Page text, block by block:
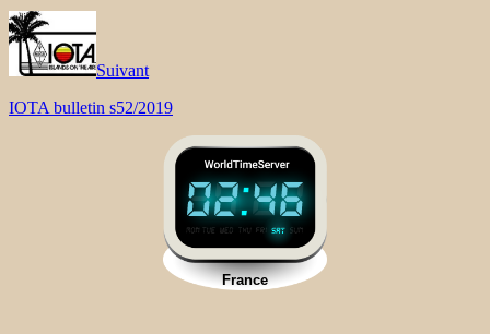
Suivant
IOTA bulletin s52/2019